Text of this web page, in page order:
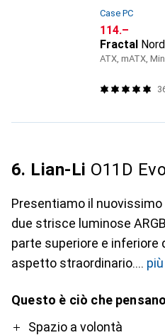
Case PC
CHF
114.–
Fractal Nord
ATX, mATX,
6. Lian-Li O11D
Presentiamo il nuovissimo
due strisce luminose
parte superiore e inferiore
aspetto straordinario.
più
Questo è ciò che
ProSpazio a volontà
Contro